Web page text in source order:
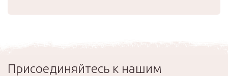
Присоединяйтесь к нашим